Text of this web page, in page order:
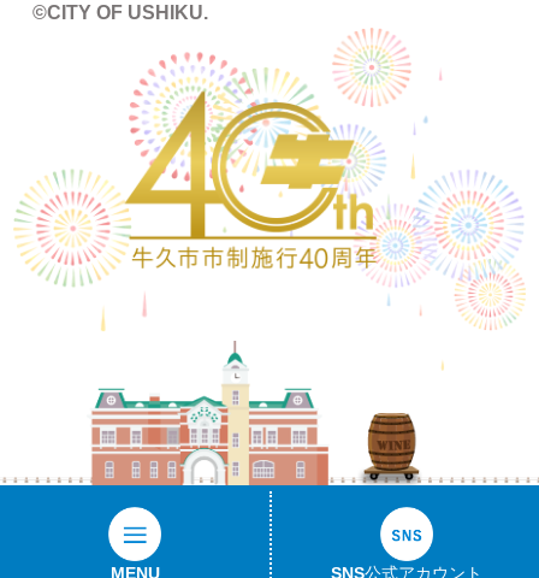
MENU SNS公式アカウント
©CITY OF USHIKU.